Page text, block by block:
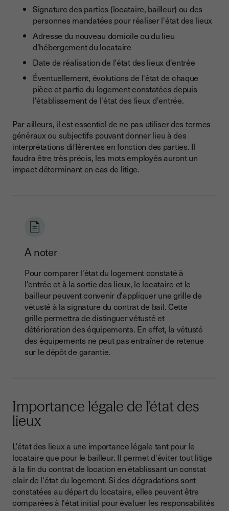
Signature des parties (locataire, bailleur) ou des
personnes mandatées pour réaliser l'état des lieux
Adresse du nouveau domicile ou du lieu
d'hébergement du locataire
Date de réalisation de l'état des lieux d'entrée
Éventuellement, évolutions de l'état de chaque
pièce et partie du logement constatées depuis
l'établissement de l'état des lieux d'entrée.
Par ailleurs, il est essentiel de ne pas utiliser des termes
généraux ou subjectifs pouvant donner lieu à des
interprétations différentes en fonction des parties. Il
faudra être très précis, les mots employés auront un
impact déterminant en cas de litige.
A noter
Pour comparer l'état du logement constaté à
l'entrée et à la sortie des lieux, le locataire et le
bailleur peuvent convenir d'appliquer une grille de
vétusté à la signature du contrat de bail. Cette
grille permettra de distinguer vétusté et
détérioration des équipements. En effet, la vétusté
des équipements ne peut pas entraîner de retenue
sur le dépôt de garantie.
Importance légale de l'état des
lieux
L'état des lieux a une importance légale tant pour le
locataire que pour le bailleur. Il permet d'éviter tout litige
à la fin du contrat de location en établissant un constat
clair de l'état du logement. Si des dégradations sont
constatées au départ du locataire, elles peuvent être
comparées à l'état initial pour évaluer les responsabilités